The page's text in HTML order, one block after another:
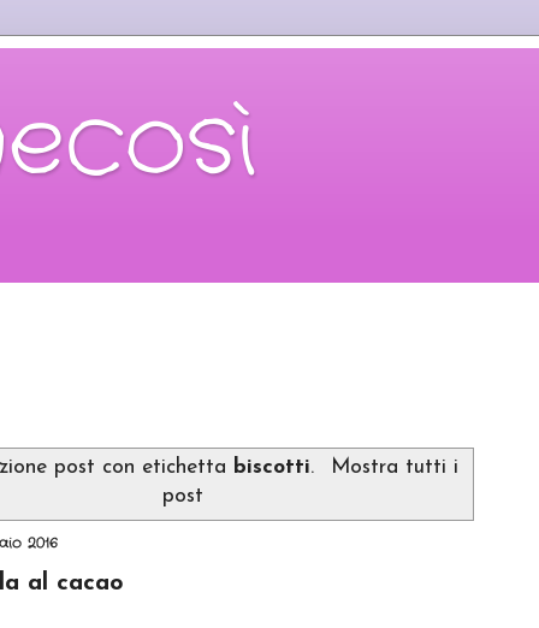
post con etichetta biscotti.
Mostra tutti i
post
2016
al cacao